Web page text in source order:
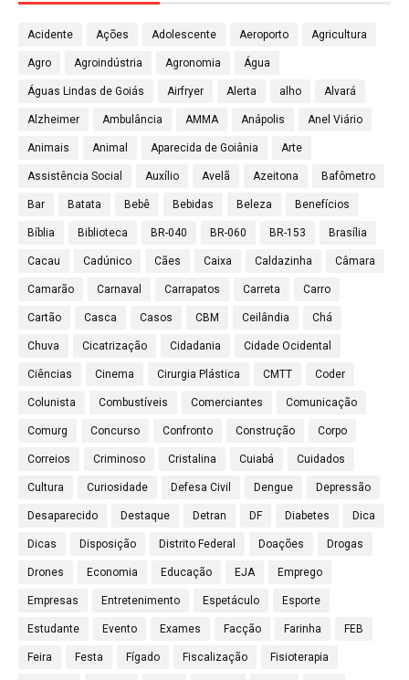
Acidente Ações Adolescente Aeroporto Agricultura
Agro Agroindústria Agronomia Água
Águas Lindas de Goiás Airfryer Alerta alho Alvará
Alzheimer Ambulância AMMA Anápolis Anel Viário
Animais Animal Aparecida de Goiânia Arte
Assistência Social Auxílio Avelã Azeitona Bafômetro
Bar Batata Bebê Bebidas Beleza Benefícios
Bíblia Biblioteca BR-040 BR-060 BR-153 Brasília
Cacau Cadúnico Cães Caixa Caldazinha Câmara
Camarão Carnaval Carrapatos Carreta Carro
Cartão Casca Casos CBM Ceilândia Chá
Chuva Cicatrização Cidadania Cidade Ocidental
Ciências Cinema Cirurgia Plástica CMTT Coder
Colunista Combustíveis Comerciantes Comunicação
Comurg Concurso Confronto Construção Corpo
Correios Criminoso Cristalina Cuiabá Cuidados
Cultura Curiosidade Defesa Civil Dengue Depressão
Desaparecido Destaque Detran DF Diabetes Dica
Dicas Disposição Distrito Federal Doações Drogas
Drones Economia Educação EJA Emprego
Empresas Entretenimento Espetáculo Esporte
Estudante Evento Exames Facção Farinha FEB
Feira Festa Fígado Fiscalização Fisioterapia